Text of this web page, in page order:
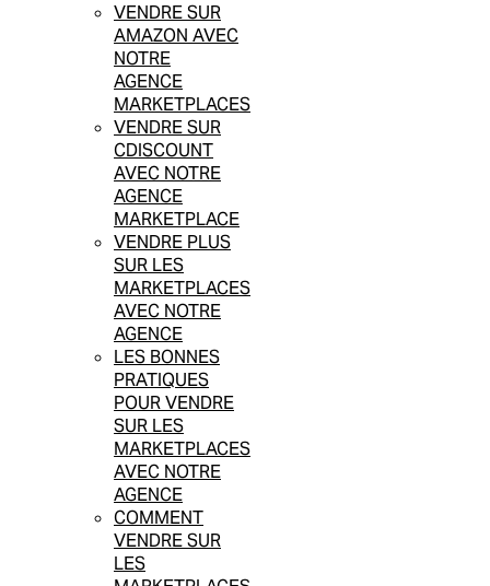
VENDRE SUR
AMAZON AVEC
NOTRE
AGENCE
MARKETPLACES
VENDRE SUR
CDISCOUNT
AVEC NOTRE
AGENCE
MARKETPLACE
VENDRE PLUS
SUR LES
MARKETPLACES
AVEC NOTRE
AGENCE
LES BONNES
PRATIQUES
POUR VENDRE
SUR LES
MARKETPLACES
AVEC NOTRE
AGENCE
COMMENT
VENDRE SUR
LES